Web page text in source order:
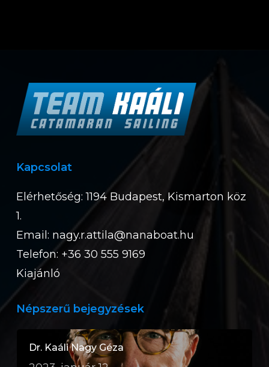
Kapcsolat
Elérhetőség: 1194 Budapest, Kismarton köz
1.
Email: nagy.r.attila@nanaboat.hu
Telefon: +36 30 555 9169
Kiajánló
Népszerű bejegyzések
Dr. Kaáli Nagy Géza